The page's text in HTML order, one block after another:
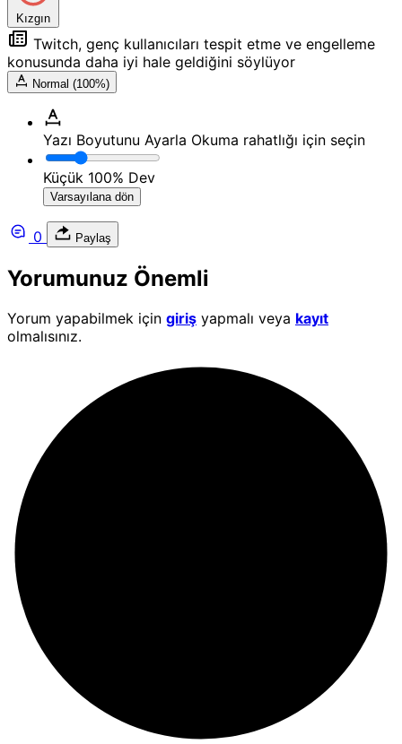
Kızgın
Twitch, genç kullanıcıları tespit etme ve engelleme
konusunda daha iyi hale geldiğini söylüyor
Normal (100%)
Yazı Boyutunu Ayarla Okuma rahatlığı için seçin
Küçük 100% Dev
Varsayılana dön
0 Paylaş
Yorumunuz Önemli
Yorum yapabilmek için giriş yapmalı veya kayıt
olmalısınız.